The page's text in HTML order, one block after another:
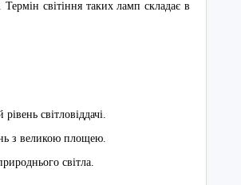
світіння таких ламп складає в
світловіддачі.
з великою площею.
світла.